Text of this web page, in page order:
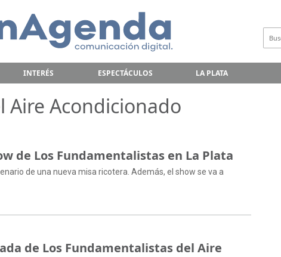
INTERÉS ESPECTÁCULOS LA PLATA
Aire Acondicionado
de Los Fundamentalistas en La Plata
de una nueva misa ricotera. Además, el show se va a
de Los Fundamentalistas del Aire